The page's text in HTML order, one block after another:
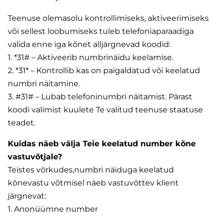
Teenuse olemasolu kontrollimiseks, aktiveerimiseks
või sellest loobumiseks tuleb telefoniaparaadiga
valida enne iga kõnet alljärgnevad koodid:
1. *31# – Aktiveerib numbrinäidu keelamise.
2. *31* – Kontrollib kas on paigaldatud või keelatud
numbri näitamine.
3. #31# – Lubab telefoninumbri näitamist. Pärast
koodi valimist kuulete Te valitud teenuse staatuse
teadet.
Kuidas näeb välja Teie keelatud number kõne
vastuvõtjale?
Teistes võrkudes,numbri näiduga keelatud
kõnevastu võtmisel näeb vastuvõttev klient
järgnevat:
1. Anonüümne number